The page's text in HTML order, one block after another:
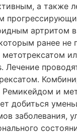
а также
артритом
ранее не
метотрексатом
Лечение
Ремикейдом и
добиться
заболевания,